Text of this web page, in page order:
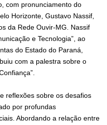
com pronunciamento do
Horizonte, Gustavo Nassif,
da Rede Ouvir-MG. Nassif
e Tecnologia”, ao
do Estado do Paraná,
com a palestra sobre o
reflexões sobre os desafios
por profundas
Abordando a relação entre